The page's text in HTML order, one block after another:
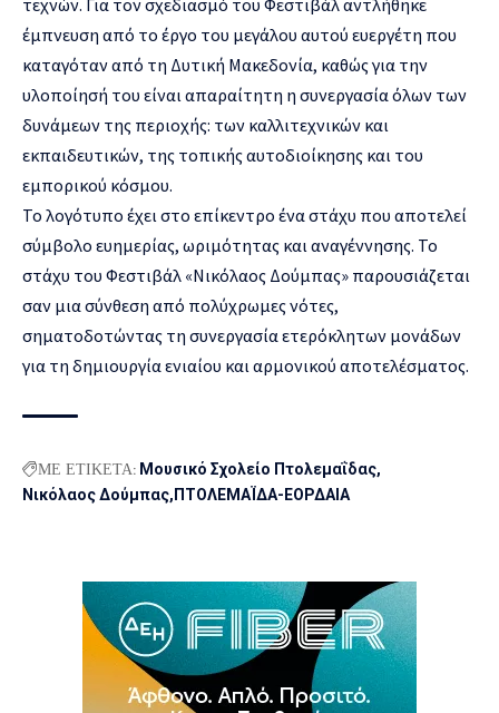
έμπνευση από το έργο του μεγάλου αυτού ευεργέτη που
καταγόταν από τη Δυτική Μακεδονία, καθώς για την
υλοποίησή του είναι απαραίτητη η συνεργασία όλων των
δυνάμεων της περιοχής: των καλλιτεχνικών και
εκπαιδευτικών, της τοπικής αυτοδιοίκησης και του
εμπορικού κόσμου.
Το λογότυπο έχει στο επίκεντρο ένα στάχυ που αποτελεί
σύμβολο ευημερίας, ωριμότητας και αναγέννησης. Το
στάχυ του Φεστιβάλ «Νικόλαος Δούμπας» παρουσιάζεται
σαν μια σύνθεση από πολύχρωμες νότες,
σηματοδοτώντας τη συνεργασία ετερόκλητων μονάδων
για τη δημιουργία ενιαίου και αρμονικού αποτελέσματος.
ΜΕ ΕΤΙΚΕΤΑ: Μουσικό Σχολείο Πτολεμαΐδας
Νικόλαος Δούμπας ΠΤΟΛΕΜΑΪΔΑ-ΕΟΡΔΑΙΑ